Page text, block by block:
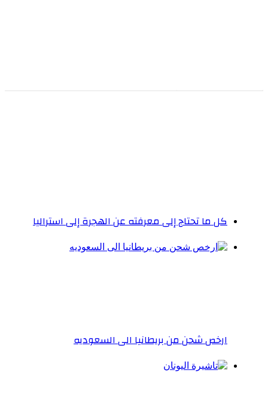
كل ما تحتاج إلى معرفته عن الهجرة إلى استراليا
ارخص شحن من بريطانيا الى السعوديه